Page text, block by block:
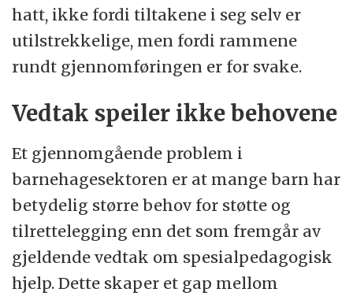
hatt, ikke fordi tiltakene i seg selv er
utilstrekkelige, men fordi rammene
rundt gjennomføringen er for svake.
Vedtak speiler ikke behovene
Et gjennomgående problem i
barnehagesektoren er at mange barn har
betydelig større behov for støtte og
tilrettelegging enn det som fremgår av
gjeldende vedtak om spesialpedagogisk
hjelp. Dette skaper et gap mellom